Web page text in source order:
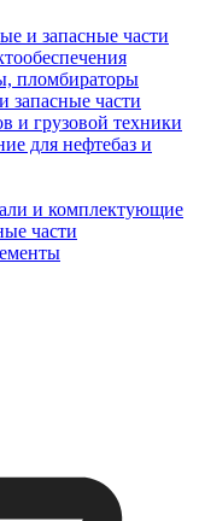
и запасные части
пломбираторы
запасные части
и грузовой техники
для нефтебаз и
и комплектующие
части